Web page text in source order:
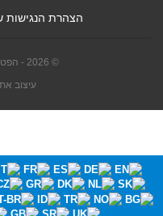
הצהרת
© 2026 - הפטריה. כל הזכויות שמורות.
עיצוב